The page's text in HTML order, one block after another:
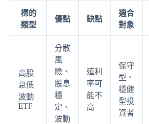
標的
類型
優點 缺點
適合
對象
高股
息低
波動
ETF
分散
風
險、
股息
穩
定、
波動
殖利
率可
能不
高
保守
型、
穩健
型投
資者